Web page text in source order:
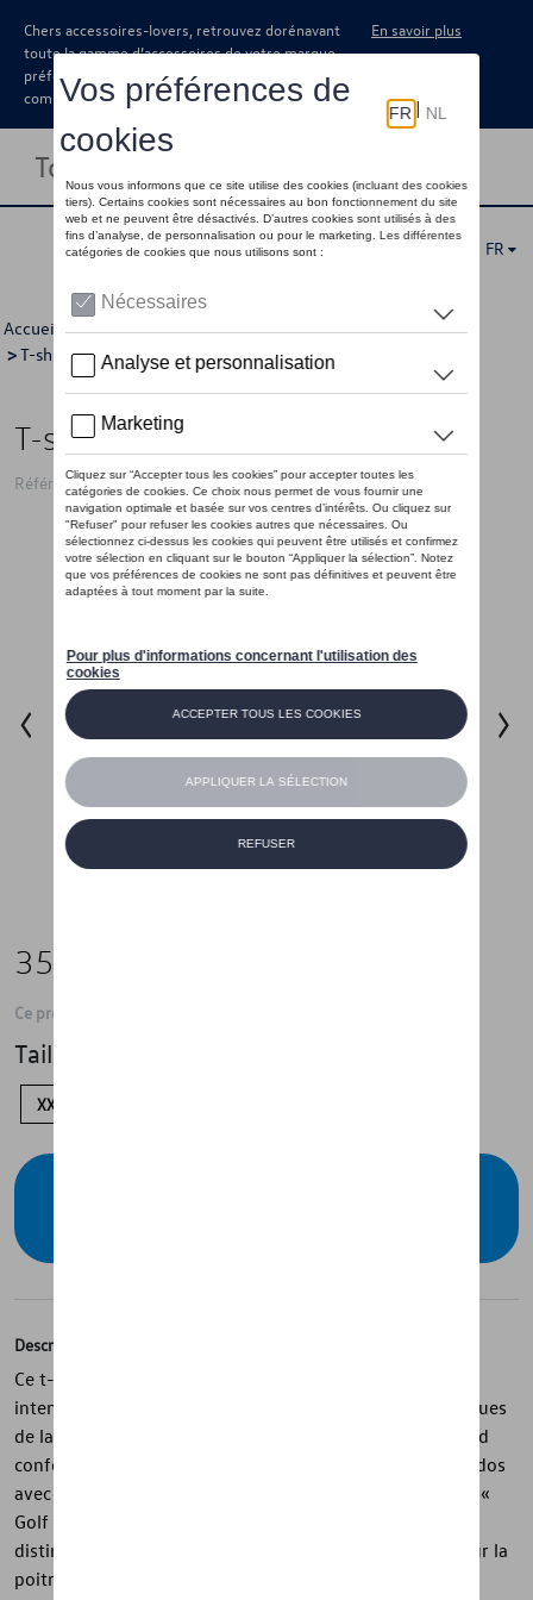
Chers accessoires-lovers, retrouvez dorénavant
toute la gamme d’accessoires de votre marque
préférée sous forme de catalogue à
commander auprès de votre concessionaire.
En savoir plus
Toggle navigation
FR
Accueil >Pour vous >Golf Collection >Vêtements
>T-shirts/polo's >Hommes > Détail
T-shirt VW Golf, blanc - XL
Référence: 5HG084200D 084
35,01 €
Ce produit n'est actuellement pas de stock
Taille
XXL
Description
Ce t-shirt blanc de la collection Golf associe un style
intemporel à un hommage aux générations emblématiques
de la Golf. Réalisé en coton single jersey, il offre un grand
confort au quotidien, tandis que l’imprimé moderne au dos
avec les croquis des modèles Golf 1 à Golf 8 et le slogan «
Golf – Made by life. Made for life » lui confère une allure
distinctive. L’impression en relief de la silhouette Golf sur la
poitrine et l’étiquette latérale discrète complètent